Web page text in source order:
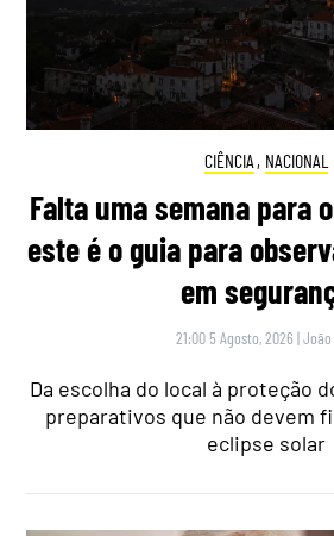
CIÊNCIA , NACIONAL
Falta uma semana para
este é o guia para
em
21:00 5 Agosto, 2026 |
Da escolha do local à proteção
preparativos que não devem
eclipse solar